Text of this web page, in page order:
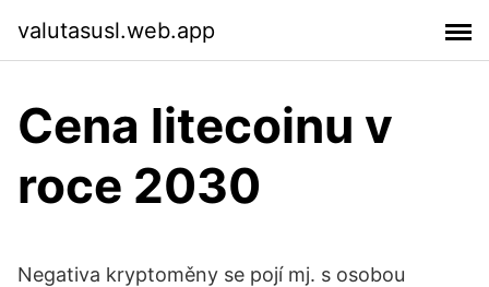
valutasusl.web.app
Cena litecoinu v
roce 2030
Negativa kryptoměny se pojí mj. s osobou